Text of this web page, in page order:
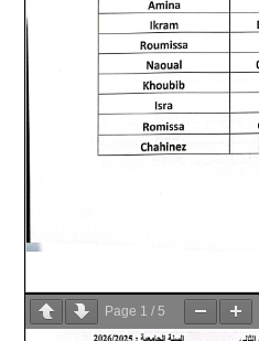
Page 1 /5